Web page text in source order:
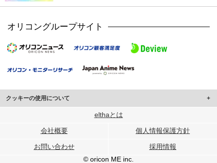
オリコングループサイト
クッキーの使用について
このサイトでは Cookie を使用して、ユーザーに合わせたコンテンツや広告の
行っています。
メディアや広告配信、データ解析の各パートナーに提供しています。
各パートナーは、この情報とユーザーが各パートナーに提供した他の情報や、
elthaとは
会社概要 個人情報保護方針
お問い合わせ
採用情報
© oricon ME inc.